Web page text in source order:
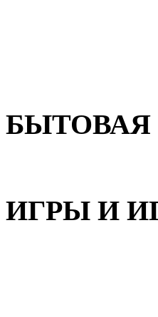
ИГРЫ И